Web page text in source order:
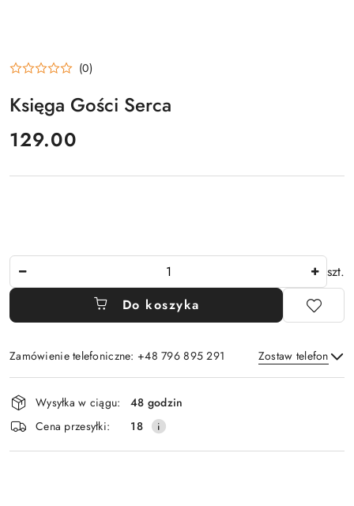
(0)
Księga Gości Serca
cena:
129.00
szt.
Do koszyka
Zamówienie telefoniczne: +48 796 895 291 Zostaw telefon
Wyślij
Dostępność
i
dostawa
Wysyłka w ciągu:
48 godzin
Cena przesyłki:
18